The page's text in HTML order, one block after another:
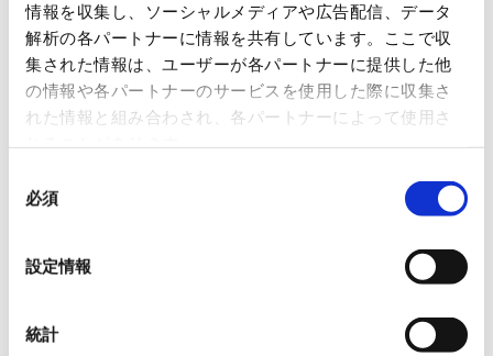
情報を収集し、ソーシャルメディアや広告配信、データ
解析の各パートナーに情報を共有しています。ここで収
集された情報は、ユーザーが各パートナーに提供した他
の情報や各パートナーのサービスを使用した際に収集さ
れた情報と組み合わされ、各パートナーによって使用さ
必須
設定情報
統計
2026年6月16日（火）12:00～13:00
会場
オンライン開催（Zoomウェビナー）
株式会社RYODEN